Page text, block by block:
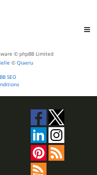
© phpBB Limited
© Qiaeru
SEO